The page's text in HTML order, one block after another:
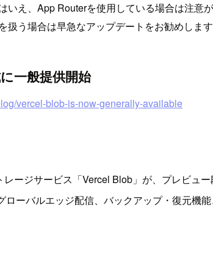
いえ、App Routerを使用している場合は注意が
扱う場合は早急なアップデートをお勧めしま
一般提供開始
vercel-blob-is-now-generally-available
ージサービス「Vercel Blob」が、プレビュ
ローバルエッジ配信、バックアップ・復元機